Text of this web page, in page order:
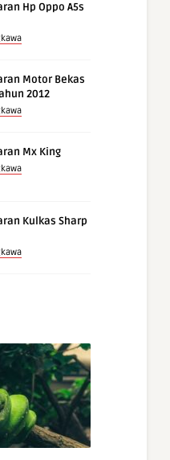
Hp Oppo A5s
Motor Bekas
2012
Mx King
Kulkas Sharp